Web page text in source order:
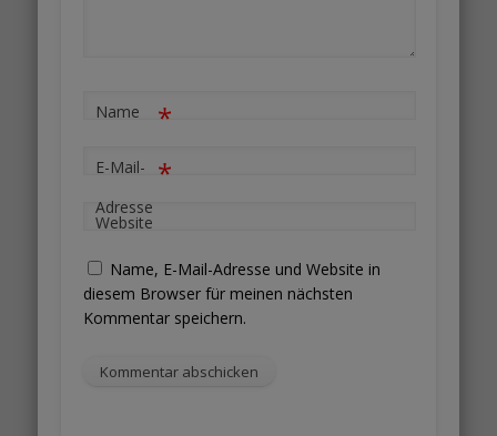
Name *
E-Mail-
Adresse
*
Website
Name, E-Mail-Adresse und Website in
diesem Browser für meinen nächsten
Kommentar speichern.